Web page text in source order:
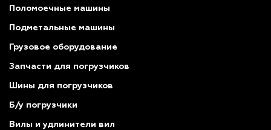
Поломоечные машины
Подметальные машины
Грузовое оборудование
Запчасти для погрузчиков
Шины для погрузчиков
Б/у погрузчики
Вилы и удлинители вил